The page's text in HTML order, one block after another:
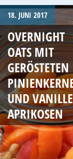
18. JUNI 2017
OVERNIGHT
OATS MIT
GERÖSTETEN
UND
APRIKOSEN